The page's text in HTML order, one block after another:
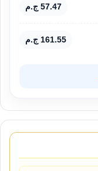
57.47 ج.م
161.55 ج.م